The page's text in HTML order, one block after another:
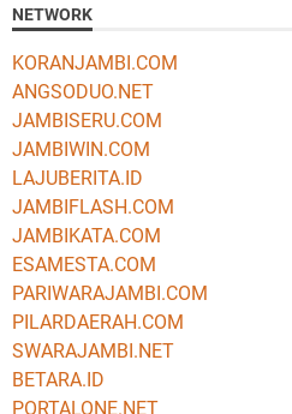
NETWORK
KORANJAMBI.COM
ANGSODUO.NET
JAMBISERU.COM
JAMBIWIN.COM
LAJUBERITA.ID
JAMBIFLASH.COM
JAMBIKATA.COM
ESAMESTA.COM
PARIWARAJAMBI.COM
PILARDAERAH.COM
SWARAJAMBI.NET
BETARA.ID
PORTALONE.NET